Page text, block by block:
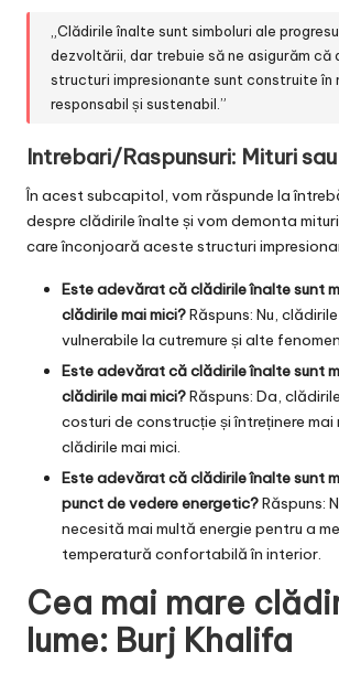
„Clădirile înalte sunt simboluri ale
dezvoltării, dar trebuie să ne asigurăm că
structuri impresionante sunt construite în
responsabil și sustenabil.”
Intrebari/Raspunsuri: Mituri
În acest subcapitol, vom răspunde la
despre clădirile înalte și vom demonta
care înconjoară aceste structuri
Este adevărat că clădirile înalte sunt
clădirile mai mici?Răspuns: Nu,
vulnerabile la cutremure și alte
Este adevărat că clădirile înalte sunt
clădirile mai mici?Răspuns: Da,
costuri de construcție și întreținere
clădirile mai mici.
Este adevărat că clădirile înalte sunt
punct de vedere energetic?Răspuns:
necesită mai multă energie pentru a
temperatură confortabilă în interior.
Cea mai mare
lume: Burj Khalifa